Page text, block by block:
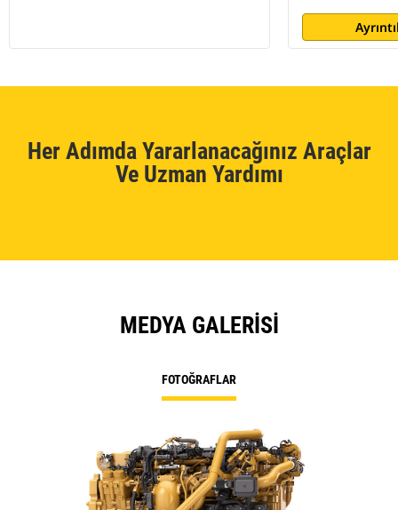
Her Adımda Yararlanacağınız Araçlar
Ve Uzman Yardımı
MEDYA GALERISI
FOTOĞRAFLAR